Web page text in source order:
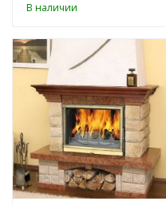
В наличии